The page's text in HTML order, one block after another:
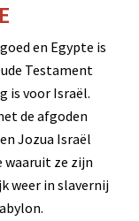
en Egypte is
Testament
is voor Israël.
de afgoden
Jozua Israël
waaruit ze zijn
weer in slavernij